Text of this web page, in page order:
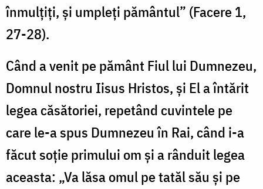
înmulţiţi, şi umpleţi pământul” (Facere 1,
27-28).
Când a venit pe pământ Fiul lui Dumnezeu,
Domnul nostru Iisus Hristos, şi El a întărit
legea căsătoriei, repetând cuvintele pe
care le-a spus Dumnezeu în Rai, când i-a
făcut soţie primului om şi a rânduit legea
aceasta: „Va lăsa omul pe tatăl său şi pe